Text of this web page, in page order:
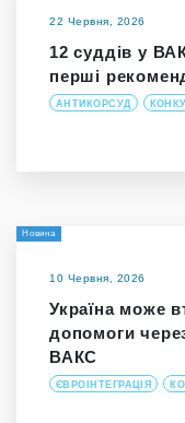
22 Червня, 2026
12 суддів у
перші
АНТИКОРСУД
Новина
10 Червня, 2026
Україна може
допомоги
ВАКС
ЄВРОІНТЕГРАЦІЯ